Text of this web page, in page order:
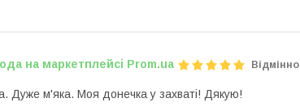
на маркетплейсі Prom.ua Відмінно
Дуже м'яка. Моя донечка у захваті! Дякую!